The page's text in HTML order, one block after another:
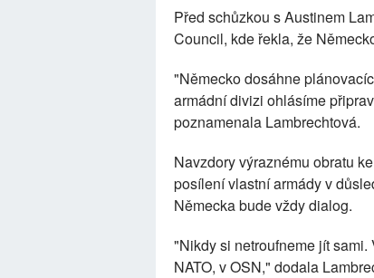
Před schůzkou s Austinem
Council, kde řekla, že
"Německo dosáhne
armádní divizi ohlásíme
poznamenala Lambrechtová.
Navzdory výraznému obratu
posílení vlastní armády v
Německa bude vždy dialog.
"Nikdy si netroufneme jít
NATO, v OSN," dodala